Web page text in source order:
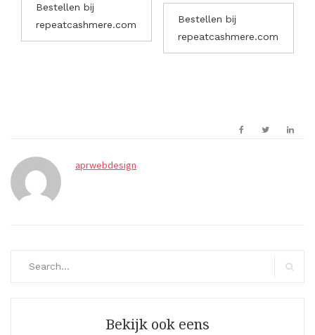
Bestellen bij
repeatcashmere.com
Bestellen bij
repeatcashmere.com
aprwebdesign
Bekijk ook eens